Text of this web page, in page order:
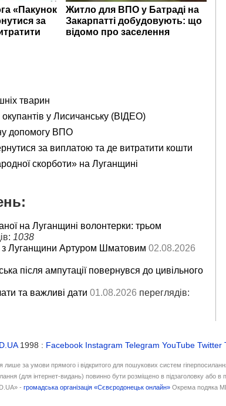
«Пакунок
за
Житло для ВПО у Батраді на
Закарпатті добудовують: що
відомо про заселення
тварин
у Лисичанську (ВІДЕО)
допомогу ВПО
за виплатою та де витратити кошти
скорботи» на Луганщині
на Луганщині волонтерки: трьом
1038
з Луганщини Артуром Шматовим 02.08.2026
після ампутації повернувся до цивільного
та важливі дати 01.08.2026 переглядів:
1998 : Facebook Instagram Telegram YouTube Twitter
лише за умови прямого і відкритого для пошукових систем
(для інтернет-видань) повинно бути розміщено в підзаголовку або
- громадська організація «Сєвєродонецьк онлайн»Окрема подяка